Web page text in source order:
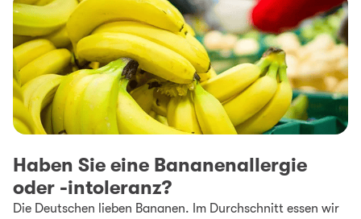
Haben Sie eine Bananenallergie
oder -intoleranz?
Die Deutschen lieben Bananen. Im Durchschnitt essen wir